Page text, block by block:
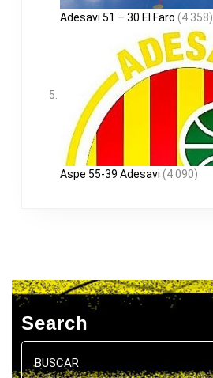
Adesavi 51 – 30 El Faro (4.358)
Aspe 55-39 Adesavi (4.090)
Search
Buscar: